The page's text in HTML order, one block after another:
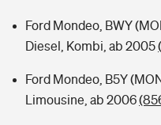
Ford Mondeo, BWY
Diesel, Kombi, ab 2005
Ford Mondeo, B5Y
Limousine, ab 2006